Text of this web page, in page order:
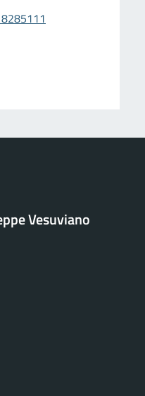
Vesuviano